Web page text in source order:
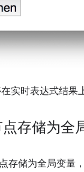
实时表达式结果
存储为全
存储为全局变量